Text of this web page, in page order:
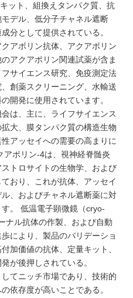
ット、組換えタンパク質、抗
デル、低分子チャネル遮断
分として提供されている。
アポリン抗体、アクアポリン
アクアポリン関連試薬が含ま
サイエンス研究、免疫測定法
創薬スクリーニング、水輸送
開発に使用されています。
は、主に、ライフサイエンス
大、膜タンパク質の構造生物
アッセイへの需要の高まりに
アポリン-4は、視神経脊髄炎
トロサイトの生物学、および
おり、これが抗体、アッセイ
、およびチャネル遮断薬に対
。 低温電子顕微鏡（cryo-
ナル抗体の作製、および自動
により、製品のバリデーショ
加価値の抗体、定量キット、
が後押しされている。
てニッチ市場であり、技術的
依存度が高いことである。